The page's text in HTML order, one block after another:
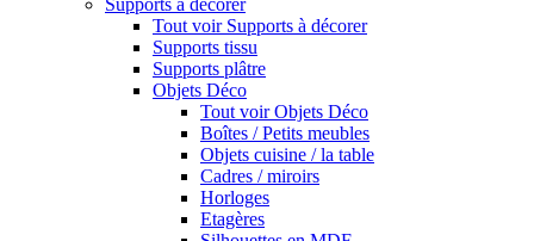
Supports à décorer
Tout voir Supports à décorer
Supports tissu
Supports plâtre
Objets Déco
Tout voir Objets Déco
Boîtes / Petits meubles
Objets cuisine / la table
Cadres / miroirs
Horloges
Etagères